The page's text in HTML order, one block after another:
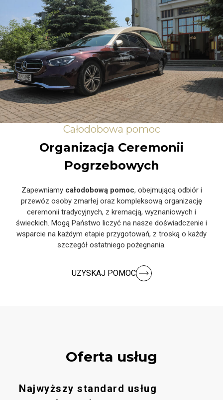
Całodobowa pomoc
Organizacja Ceremonii
Pogrzebowych
Zapewniamy całodobową pomoc, obejmującą odbiór i
przewóz osoby zmarłej oraz kompleksową organizację
ceremonii tradycyjnych, z kremacją, wyznaniowych i
świeckich. Mogą Państwo liczyć na nasze doświadczenie i
wsparcie na każdym etapie przygotowań, z troską o każdy
szczegół ostatniego pożegnania.
UZYSKAJ POMOC
Oferta usług
Najwyższy standard usług